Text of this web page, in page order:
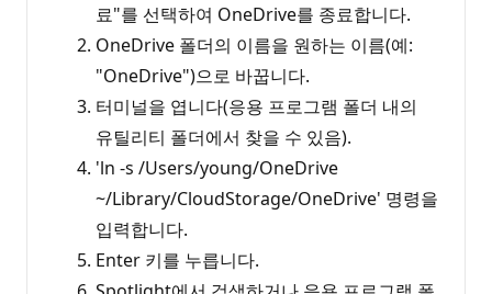
료"를 선택하여 OneDrive를 종료합니다.
OneDrive 폴더의 이름을 원하는 이름(예:
"OneDrive")으로 바꿉니다.
터미널을 엽니다(응용 프로그램 폴더 내의
유틸리티 폴더에서 찾을 수 있음).
'ln -s /Users/young/OneDrive
~/Library/CloudStorage/OneDrive' 명령을
입력합니다.
Enter 키를 누릅니다.